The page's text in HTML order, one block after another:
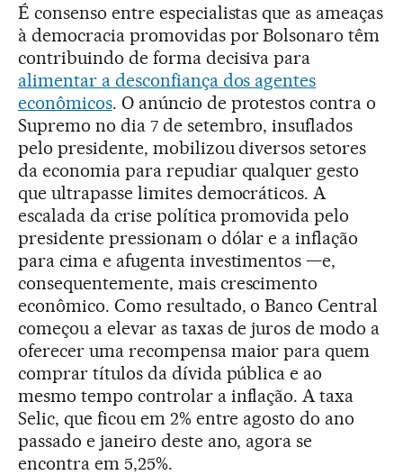
É consenso entre especialistas que as ameaças
à democracia promovidas por Bolsonaro têm
contribuindo de forma decisiva para
alimentar a desconfiança dos agentes
econômicos. O anúncio de protestos contra o
Supremo no dia 7 de setembro, insuflados
pelo presidente, mobilizou diversos setores
da economia para repudiar qualquer gesto
que ultrapasse limites democráticos. A
escalada da crise política promovida pelo
presidente pressionam o dólar e a inflação
para cima e afugenta investimentos —e,
consequentemente, mais crescimento
econômico. Como resultado, o Banco Central
começou a elevar as taxas de juros de modo a
oferecer uma recompensa maior para quem
comprar títulos da dívida pública e ao
mesmo tempo controlar a inflação. A taxa
Selic, que ficou em 2% entre agosto do ano
passado e janeiro deste ano, agora se
encontra em 5,25%.